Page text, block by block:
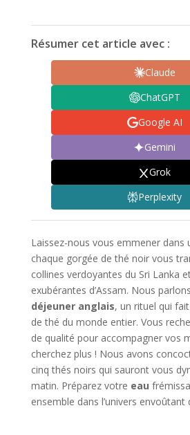
Résumer cet article avec :
Claude
ChatGPT
Google AI
Gemini
Grok
Perplexity
Laissez-nous vous emmener dans
chaque gorgée de thé noir vous
collines verdoyantes du Sri Lanka
exubérantes d’Assam. Nous
déjeuner anglais, un rituel qui
de thé du monde entier. Vous
de qualité pour accompagner vos
cherchez plus ! Nous avons
cinq thés noirs qui sauront vous
matin. Préparez votre eau
ensemble dans l’univers envoûtant